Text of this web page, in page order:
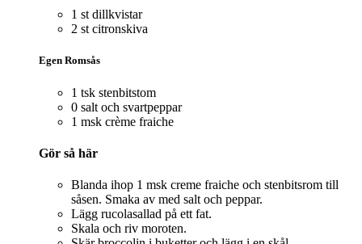
1 st dillkvistar
2 st citronskiva
Egen Romsås
1 tsk stenbitstom
0 salt och svartpeppar
1 msk crème fraiche
Gör så här
Blanda ihop 1 msk creme fraiche och stenbitsrom till
såsen. Smaka av med salt och peppar.
Lägg rucolasallad på ett fat.
Skala och riv moroten.